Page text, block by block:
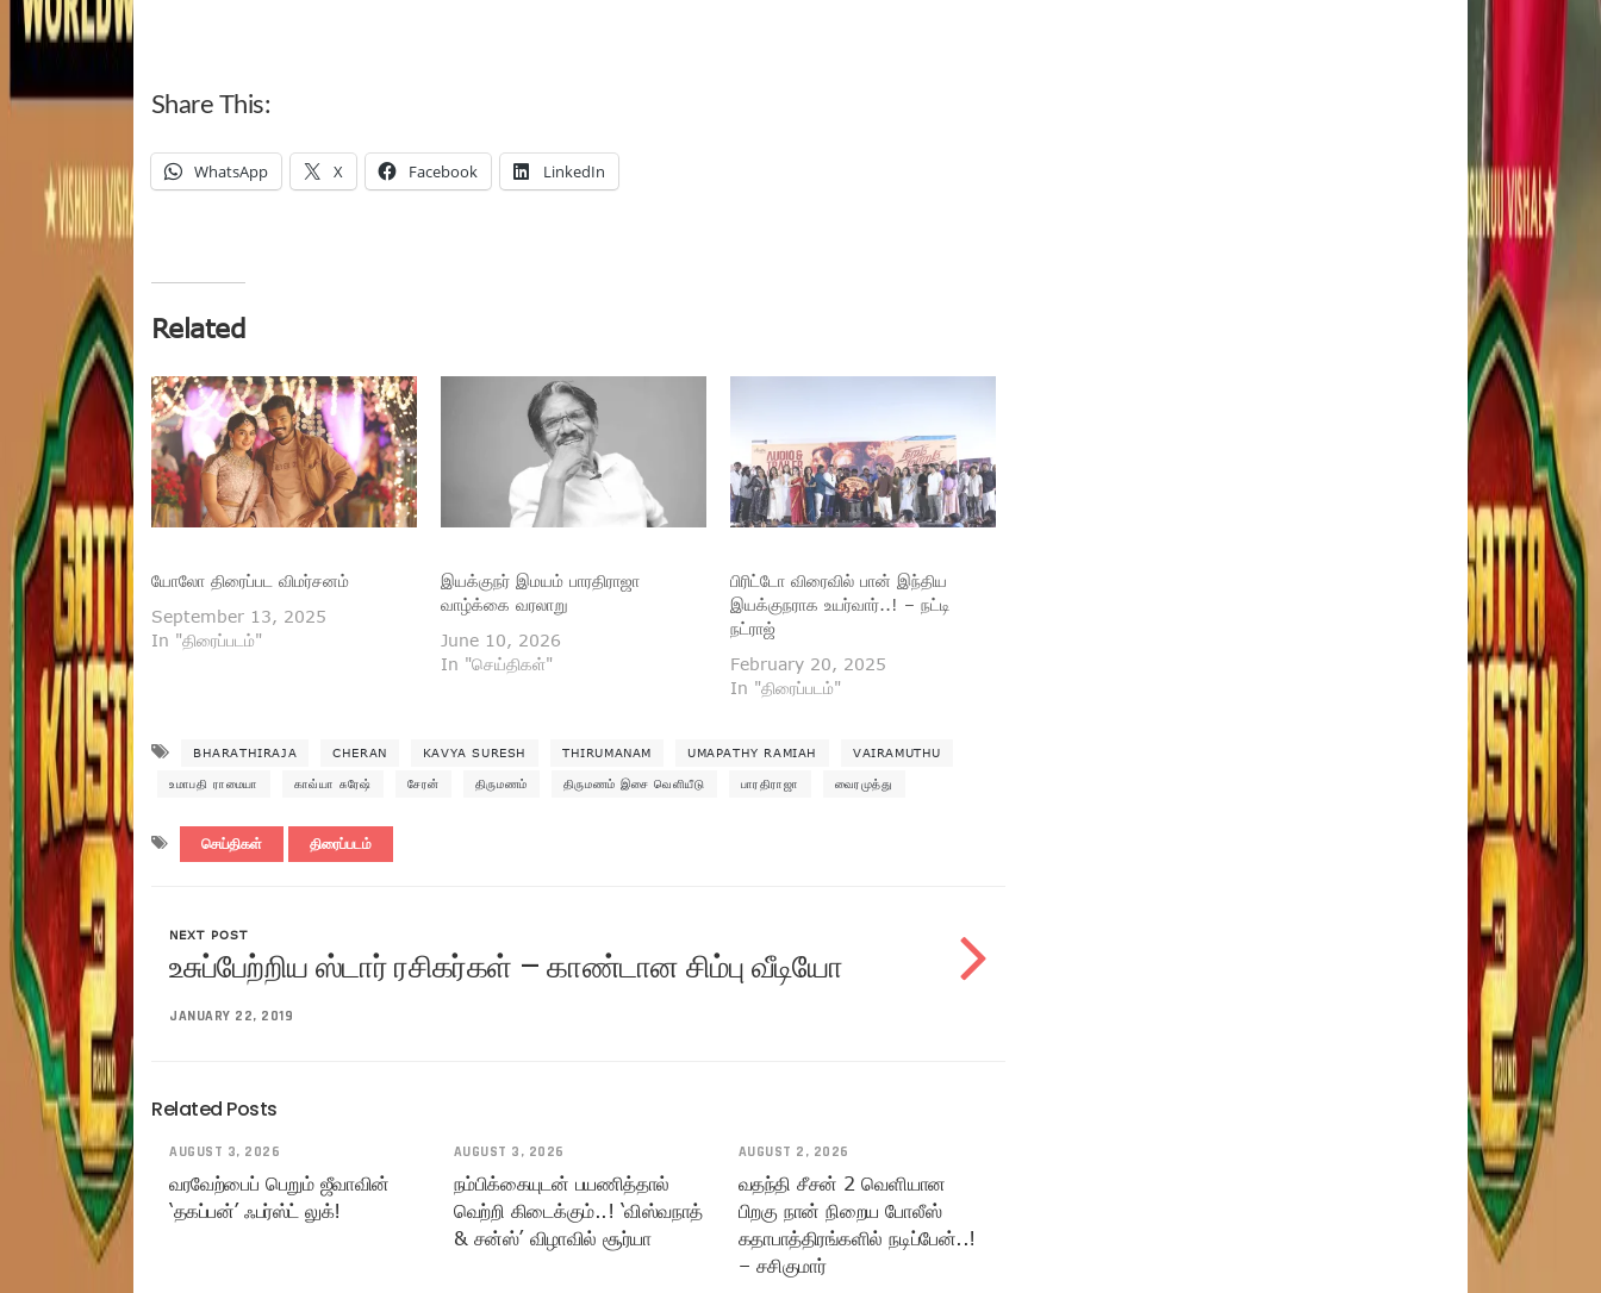
Share This:
WhatsApp X Facebook LinkedIn
Related
யோலோ திரைப்பட விமர்சனம்
September 13, 2025
In "திரைப்படம்"
இயக்குநர் இமயம் பாரதிராஜா
வாழ்க்கை வரலாறு
June 10, 2026
In "செய்திகள்"
பிரிட்டோ விரைவில் பான் இந்திய
இயக்குநராக உயர்வார்..! – நட்டி
நட்ராஜ்
February 20, 2025
In "திரைப்படம்"
BHARATHIRAJA CHERAN KAVYA SURESH THIRUMANAM UMAPATHY RAMIAH VAIRAMUTHU
உமாபதி ராமையா காவ்யா சுரேஷ் சேரன் திருமணம் திருமணம் இசை வெளியீடு பாரதிராஜா வைரமுத்து
செய்திகள் திரைப்படம்
NEXT POST
உசுப்பேற்றிய ஸ்டார் ரசிகர்கள் – காண்டான சிம்பு வீடியோ
JANUARY 22, 2019
Related Posts
AUGUST 3, 2026
வரவேற்பைப் பெறும் ஜீவாவின்
‘தகப்பன்’ ஃபர்ஸ்ட் லுக்!
AUGUST 3, 2026
நம்பிக்கையுடன் பயணித்தால்
வெற்றி கிடைக்கும்..! ‘விஸ்வநாத்
& சன்ஸ்’ விழாவில் சூர்யா
AUGUST 2, 2026
வதந்தி சீசன் 2 வெளியான
பிறகு நான் நிறைய போலீஸ்
கதாபாத்திரங்களில் நடிப்பேன்..!
– சசிகுமார்